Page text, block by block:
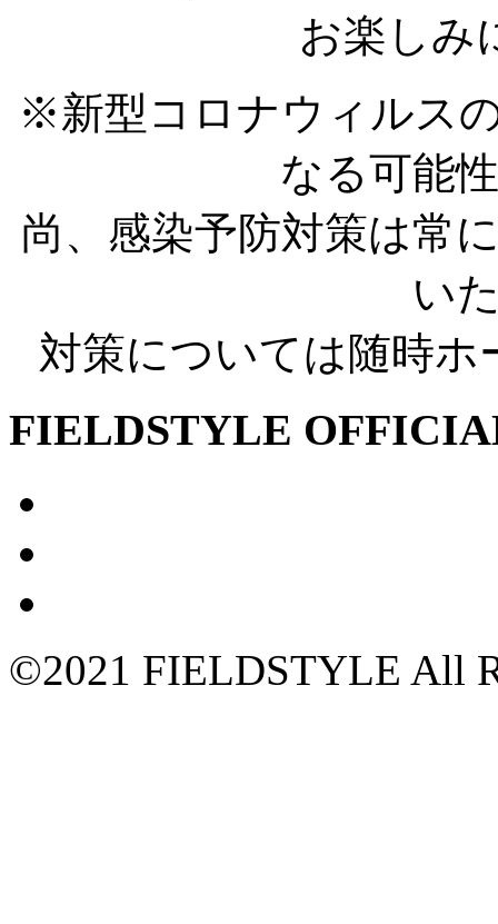
お楽しみ
※新型コロナウィルス
なる可能
尚、感染予防対策は常
い
対策については随時
FIELDSTYLE
©2021 FIELDSTYLE All